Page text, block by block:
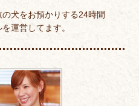
犬をお預かりする24時間
運営してます。